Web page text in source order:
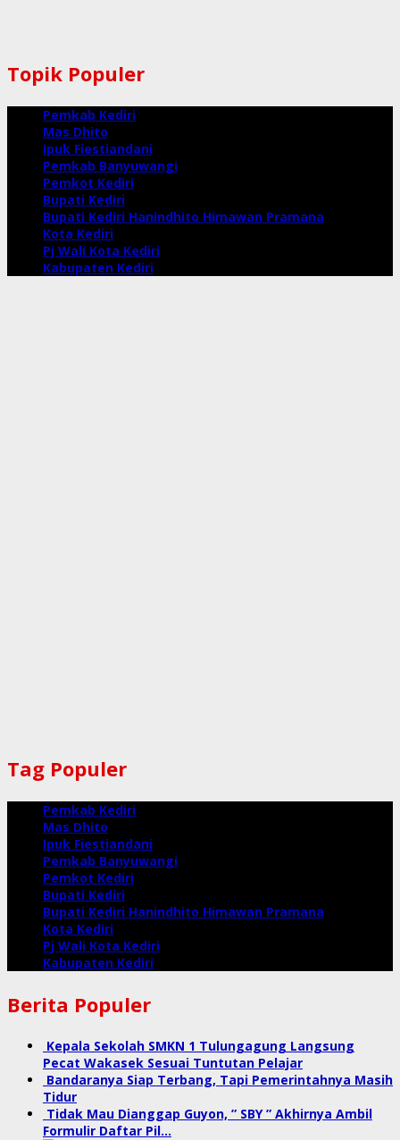
Topik Populer
Pemkab Kediri
Mas Dhito
Ipuk Fiestiandani
Pemkab Banyuwangi
Pemkot Kediri
Bupati Kediri
Bupati Kediri Hanindhito Himawan Pramana
Kota Kediri
Pj Wali Kota Kediri
Kabupaten Kediri
Tag Populer
Pemkab Kediri
Mas Dhito
Ipuk Fiestiandani
Pemkab Banyuwangi
Pemkot Kediri
Bupati Kediri
Bupati Kediri Hanindhito Himawan Pramana
Kota Kediri
Pj Wali Kota Kediri
Kabupaten Kediri
Berita Populer
Kepala Sekolah SMKN 1 Tulungagung Langsung
Pecat Wakasek Sesuai Tuntutan Pelajar
Bandaranya Siap Terbang, Tapi Pemerintahnya Masih
Tidur
Tidak Mau Dianggap Guyon, ” SBY ” Akhirnya Ambil
Formulir Daftar Pil…